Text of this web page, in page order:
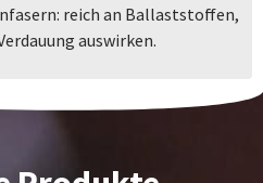
reich an Ballaststoffen,
auswirken.